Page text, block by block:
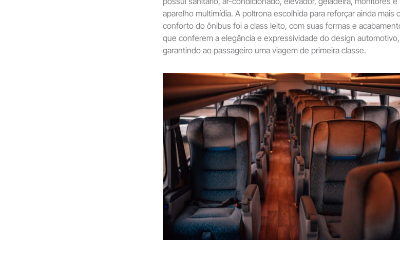
aparelho multimídia. A poltrona escolhida para reforçar ainda mais
conforto do ônibus foi a class leito, com suas formas e
que conferem a elegância e expressividade do design automotivo,
garantindo ao passageiro uma viagem de primeira classe.